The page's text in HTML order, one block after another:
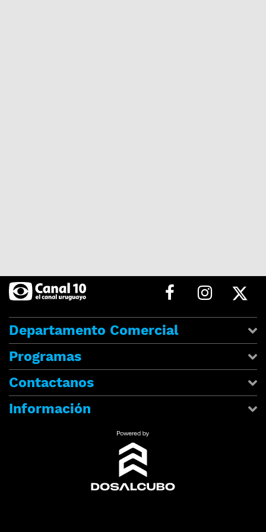
Departamento Comercial
Programas
Contactanos
Información